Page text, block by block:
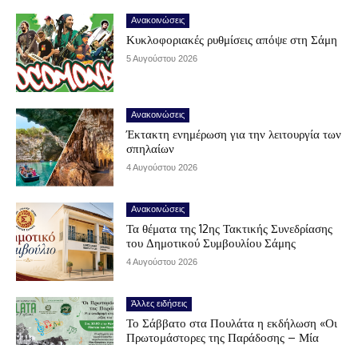
Ανακοινώσεις
Κυκλοφοριακές ρυθμίσεις απόψε στη Σάμη
5 Αυγούστου 2026
Ανακοινώσεις
Έκτακτη ενημέρωση για την λειτουργία των
σπηλαίων
4 Αυγούστου 2026
Ανακοινώσεις
Τα θέματα της 12ης Τακτικής Συνεδρίασης
του Δημοτικού Συμβουλίου Σάμης
4 Αυγούστου 2026
Άλλες ειδήσεις
Το Σάββατο στα Πουλάτα η εκδήλωση «Οι
Πρωτομάστορες της Παράδοσης – Μία